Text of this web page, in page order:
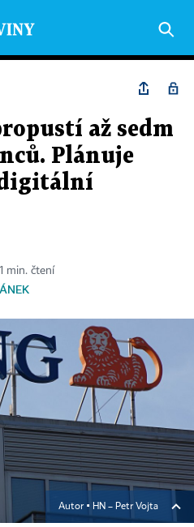
až sedm
Plánuje
min. čtení
Autor ▪ HN – Petr Vojta